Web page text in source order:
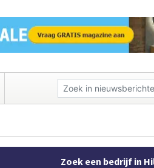
Zoek een bedrijf in